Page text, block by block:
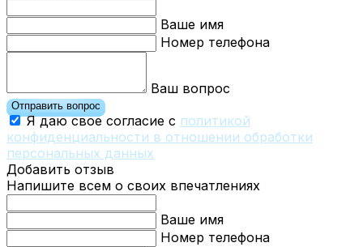
Ваше имя
Номер телефона
Ваш вопрос
Отправить вопрос
Я даю свое согласие с политикой
конфиденциальности в отношении обработки
персональных данных
Добавить отзыв
Напишите всем о своих впечатлениях
Ваше имя
Номер телефона